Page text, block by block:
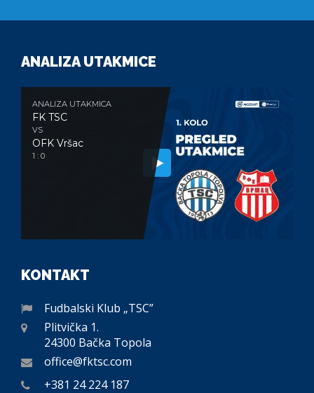
ANALIZA UTAKMICE
ANALIZA UTAKMICA
FK TSC
VS
OFK Vršac
1 : 0
KONTAKT
Fudbalski Klub „TSC”
Plitvička 1.
24300 Bačka Topola
office@fktsc.com
+381 24 224 187